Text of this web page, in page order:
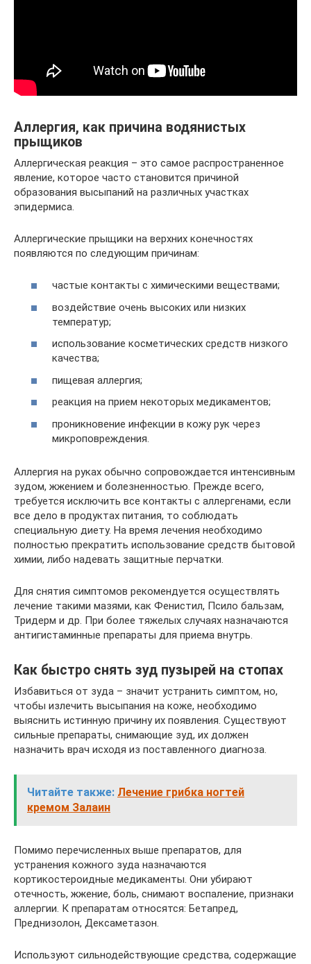
Аллергия, как причина водянистых
прыщиков
Аллергическая реакция – это самое распространенное
явление, которое часто становится причиной
образования высыпаний на различных участках
эпидермиса.
Аллергические прыщики на верхних конечностях
появляются по следующим причинам:
частые контакты с химическими веществами;
воздействие очень высоких или низких
температур;
использование косметических средств низкого
качества;
пищевая аллергия;
реакция на прием некоторых медикаментов;
проникновение инфекции в кожу рук через
микроповреждения.
Аллергия на руках обычно сопровождается интенсивным
зудом, жжением и болезненностью. Прежде всего,
требуется исключить все контакты с аллергенами, если
все дело в продуктах питания, то соблюдать
специальную диету. На время лечения необходимо
полностью прекратить использование средств бытовой
химии, либо надевать защитные перчатки.
Для снятия симптомов рекомендуется осуществлять
лечение такими мазями, как Фенистил, Псило бальзам,
Тридерм и др. При более тяжелых случаях назначаются
антигистаминные препараты для приема внутрь.
Как быстро снять зуд пузырей на стопах
Избавиться от зуда – значит устранить симптом, но,
чтобы излечить высыпания на коже, необходимо
выяснить истинную причину их появления. Существуют
сильные препараты, снимающие зуд, их должен
назначить врач исходя из поставленного диагноза.
Читайте также: Лечение грибка ногтей
кремом Залаин
Помимо перечисленных выше препаратов, для
устранения кожного зуда назначаются
кортикостероидные медикаменты. Они убирают
отечность, жжение, боль, снимают воспаление, признаки
аллергии. К препаратам относятся: Бетапред,
Преднизолон, Дексаметазон.
Используют сильнодействующие средства, содержащие